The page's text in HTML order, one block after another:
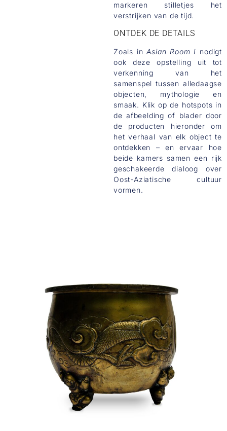
markeren stilletjes het
verstrijken van de tijd.
ONTDEK DE DETAILS
Zoals inAsian Room I nodigt
ook deze opstelling uit tot
verkenning van het
samenspel tussen alledaagse
objecten, mythologie en
smaak. Klik op de hotspots in
de afbeelding of blader door
de producten hieronder om
het verhaal van elk object te
ontdekken – en ervaar hoe
beide kamers samen een rijk
geschakeerde dialoog over
Oost-Aziatische cultuur
vormen.